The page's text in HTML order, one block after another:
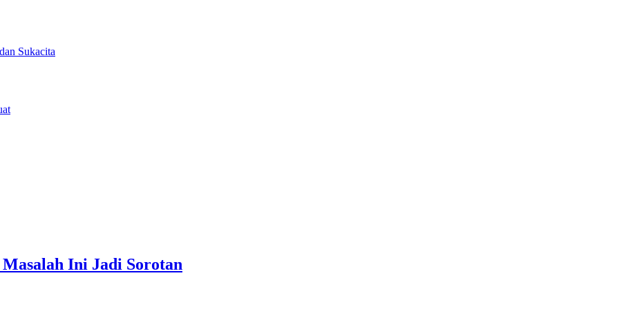
Sukacita
Ini Jadi Sorotan